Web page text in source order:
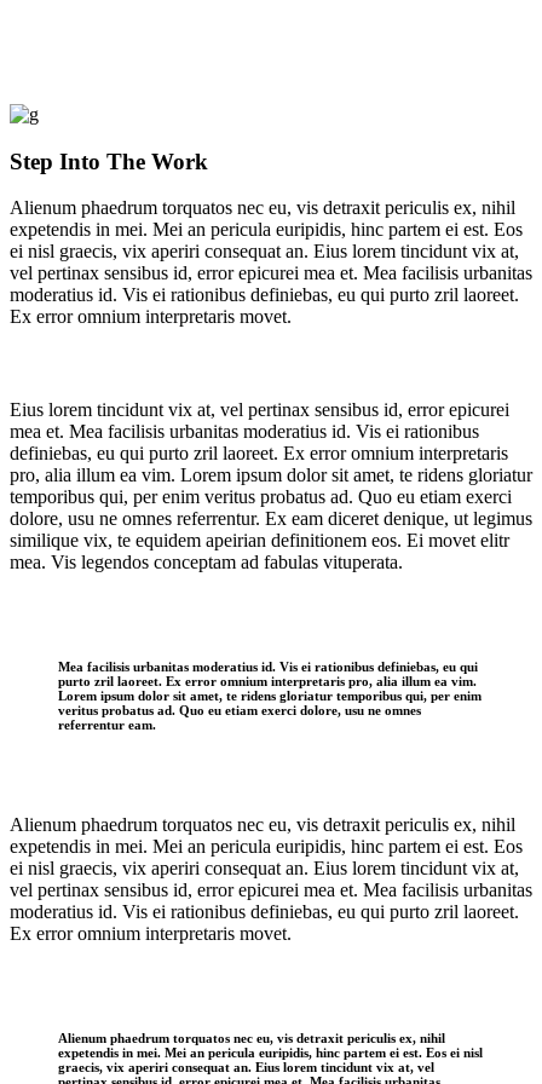
Step Into The Work
Alienum phaedrum torquatos nec eu, vis detraxit periculis ex, nihil
expetendis in mei. Mei an pericula euripidis, hinc partem ei est. Eos
ei nisl graecis, vix aperiri consequat an. Eius lorem tincidunt vix at,
vel pertinax sensibus id, error epicurei mea et. Mea facilisis urbanitas
moderatius id. Vis ei rationibus definiebas, eu qui purto zril laoreet.
Ex error omnium interpretaris movet.
Eius lorem tincidunt vix at, vel pertinax sensibus id, error epicurei
mea et. Mea facilisis urbanitas moderatius id. Vis ei rationibus
definiebas, eu qui purto zril laoreet. Ex error omnium interpretaris
pro, alia illum ea vim. Lorem ipsum dolor sit amet, te ridens gloriatur
temporibus qui, per enim veritus probatus ad. Quo eu etiam exerci
dolore, usu ne omnes referrentur. Ex eam diceret denique, ut legimus
similique vix, te equidem apeirian definitionem eos. Ei movet elitr
mea. Vis legendos conceptam ad fabulas vituperata.
Mea facilisis urbanitas moderatius id. Vis ei rationibus definiebas, eu qui
purto zril laoreet. Ex error omnium interpretaris pro, alia illum ea vim.
Lorem ipsum dolor sit amet, te ridens gloriatur temporibus qui, per enim
veritus probatus ad. Quo eu etiam exerci dolore, usu ne omnes
referrentur eam.
Alienum phaedrum torquatos nec eu, vis detraxit periculis ex, nihil
expetendis in mei. Mei an pericula euripidis, hinc partem ei est. Eos
ei nisl graecis, vix aperiri consequat an. Eius lorem tincidunt vix at,
vel pertinax sensibus id, error epicurei mea et. Mea facilisis urbanitas
moderatius id. Vis ei rationibus definiebas, eu qui purto zril laoreet.
Ex error omnium interpretaris movet.
Alienum phaedrum torquatos nec eu, vis detraxit periculis ex, nihil
expetendis in mei. Mei an pericula euripidis, hinc partem ei est. Eos ei nisl
graecis, vix aperiri consequat an. Eius lorem tincidunt vix at, vel